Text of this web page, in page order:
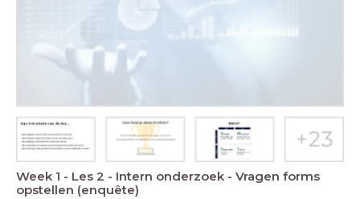
Week 1 - Les 2 - Intern onderzoek - Vragen forms
opstellen (enquête)